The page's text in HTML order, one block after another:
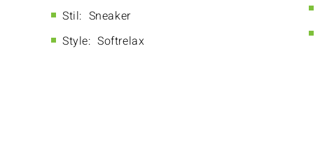
Stil: Sneaker
Style: Softrelax